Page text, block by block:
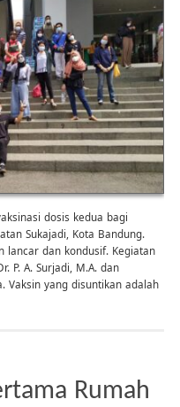
dosis kedua bagi
Sukajadi, Kota Bandung.
lancar dan kondusif. Kegiatan
P. A. Surjadi, M.A. dan
Vaksin yang disuntikan adalah
Rumah